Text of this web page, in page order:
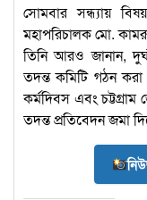
সোমবার সন্ধ্যায়
মহাপরিচালক মো.
তিনি আরও জানান,
তদন্ত কমিটি গঠন করা
কর্মদিবস এবং
তদন্ত প্রতিবেদন জমা